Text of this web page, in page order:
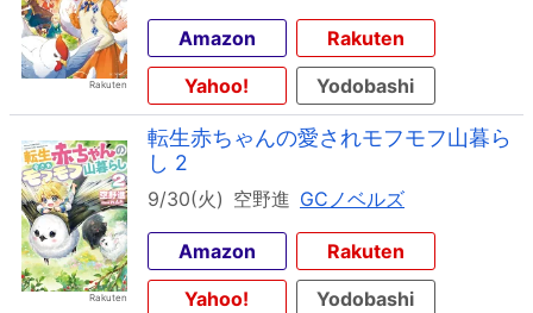
Amazon
Rakuten
Yahoo!
Yodobashi
転生赤ちゃんの愛されモフモフ山暮ら
し 2
9/30(火) 空野進 GCノベルズ
Amazon
Rakuten
Yahoo!
Yodobashi